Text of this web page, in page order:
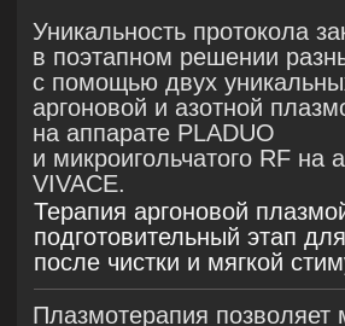
До
Результаты :
Отмечена ремиссия акне, значительное
снижение выраженности
поствоспалительной пигментации,
улучшение рельефа кожи за счёт
уменьшения глубины рубцов.